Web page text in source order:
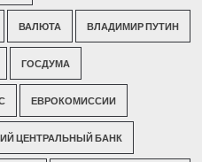
ВАЛЮТА ВЛАДИМИР ПУТИН
ГОСДУМА
ЕВРОКОМИССИИ
ЦЕНТРАЛЬНЫЙ БАНК